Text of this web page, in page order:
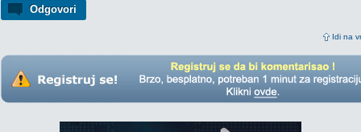
Odgovori
Idi na